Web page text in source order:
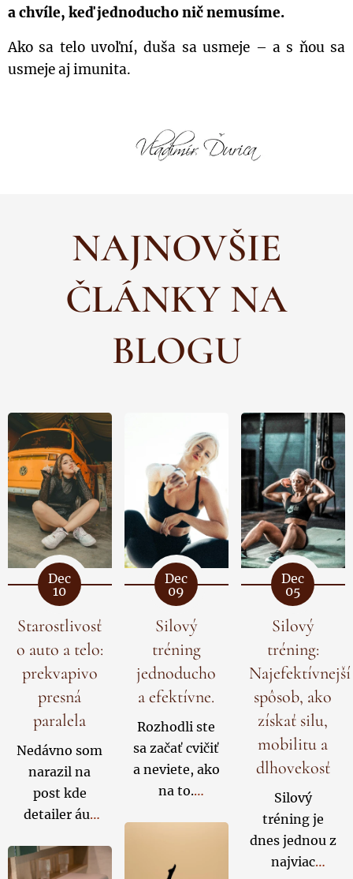
a chvíle, keď jednoducho nič nemusíme.
Ako sa telo uvoľní, duša sa usmeje – a s ňou sa
usmeje aj imunita.
NAJNOVŠIE
ČLÁNKY NA
BLOGU
Dec
10
Starostlivosť
o auto a telo:
prekvapivo
presná
paralela
Nedávno som
narazil na
post kde
detailer áut
niektoré
Dec
09
Silový
tréning
jednoducho
a efektívne.
Rozhodli ste
sa začať cvičiť
a neviete, ako
na to.
vybrať a ako
Dec
05
Silový
tréning:
Najefektívnejší
spôsob, ako
získať silu,
mobilitu a
dlhovekosť
Silový
tréning je
dnes jednou z
najviac